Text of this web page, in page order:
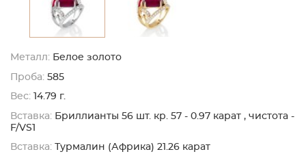
Металл: Белое золото
Проба: 585
Вес: 14.79 г.
Вставка: Бриллианты 56 шт. кр. 57 - 0.97 карат , чистота -
F/VS1
Вставка: Турмалин (Африка) 21.26 карат